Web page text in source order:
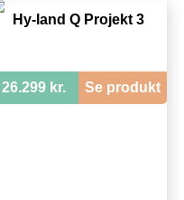
Hy-land Q Projekt 3
26.299 kr. Se produkt